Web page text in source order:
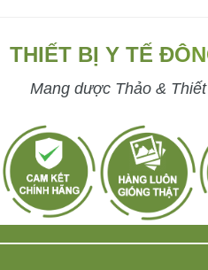
THIẾT BỊ Y TẾ
Mang dược Thảo &